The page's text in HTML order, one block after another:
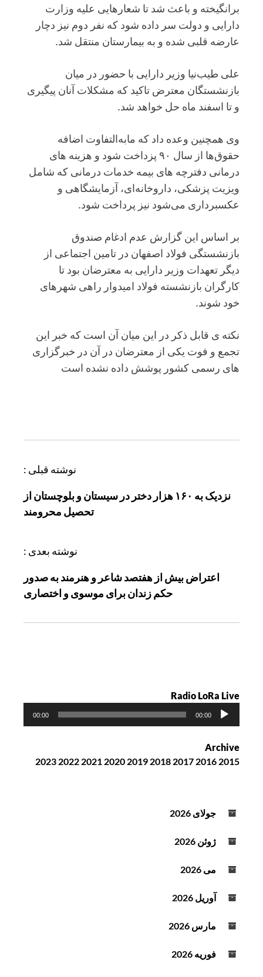
برانگیخته و باعث شد تا شعارهایی علیه وزارت
دارایی و دولت سر داده شود که نفر دوم نیز دچار
عارضه قلبی شده و به بیمارستان منتقل شد.
علی طیب‌نیا وزیر دارایی با حضور در میان
بازنشستگان معترض تاکید که مشکلات آنان پیگیری
و تا اسفند ماه حل خواهد شد.
وی همچنین وعده داد که مابه‌التفاوت اضافه
حقوق‌ها از سال ۹۰ پزداخت شود و هزینه های
درمانی دفترچه های بیمه خدمات درمانی که شامل
ویزیت پزشکی، داروخانه‌ای، آزمایشگاهی و
عکسبرداری می‌شود نیز پرداخت شود.
بر اساس این گزارش عدم ادغام صندوق
بازنشستگی فولاد اصفهان در تامین اجتماعی از
دیگر تعهدات وزیر دارایی به معترضان بود تا
کارگران بازنشسته فولاد امیدوار راهی شهرهای
خود شوند.
نکته ی قابل ذکر در این میان آن است که خبر این
تجمع و فوت یکی از معترضان در آن در خبرگزاری
های رسمی کشور پوشش داده نشده است
ه
نوشته قبلی :
نزدیک به ۱۶۰ هزار دختر در سیستان و بلوچستان از
تحصیل محرومند
نوشته بعدی :
اعتراض بیش از هفتصد شاعر و هنرمند به صدور
حکم زندان برای موسوی و اختصاری
Radio LoRa Live
ک
ن
ه
و
00:00
00:00
Archive
2015
2016
2017
2018
2019
2020
2021
2022
2023
جولای 2026
ژوئن 2026
می 2026
آوریل 2026
مارس 2026
فوریه 2026